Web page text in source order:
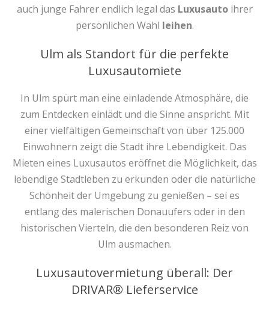
auch junge Fahrer endlich legal das Luxusautoihrer
persönlichen Wahl leihen.
Ulm als Standort für die perfekte
Luxusautomiete
In Ulm spürt man eine einladende Atmosphäre, die
zum Entdecken einlädt und die Sinne anspricht. Mit
einer vielfältigen Gemeinschaft von über 125.000
Einwohnern zeigt die Stadt ihre Lebendigkeit. Das
Mieten eines Luxusautos eröffnet die Möglichkeit, das
lebendige Stadtleben zu erkunden oder die natürliche
Schönheit der Umgebung zu genießen – sei es
entlang des malerischen Donauufers oder in den
historischen Vierteln, die den besonderen Reiz von
Ulm ausmachen.
Luxusautovermietung überall: Der
DRIVAR® Lieferservice